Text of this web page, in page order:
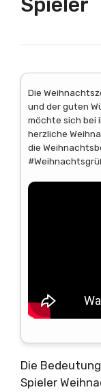
Spieler
Die
und der guten
möchte sich bei
herzliche
die
Die
Spieler